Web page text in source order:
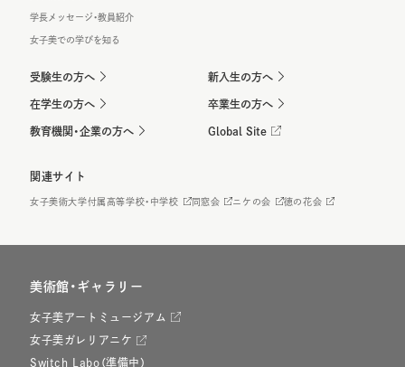
学長メッセージ・教員紹介
女子美での学びを知る
受験生の方へ 新入生の方へ
在学生の方へ 卒業生の方へ
教育機関・企業の方へ Global Site
関連サイト
女子美術大学付属高等学校・中学校 同窓会 ニケの会 徳の花会
美術館・ギャラリー
女子美アートミュージアム
女子美ガレリアニケ
Switch Labo（準備中）